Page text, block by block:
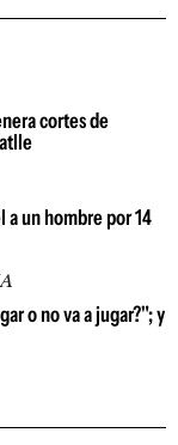
cortes de
a un hombre por 14
o no va a jugar?"; y